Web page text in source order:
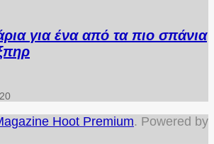
για ένα από τα πιο σπάνια
Hoot Premium. Powered by